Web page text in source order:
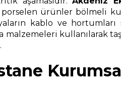
porselen ürünler bölmeli
kablo ve
kullanılarak